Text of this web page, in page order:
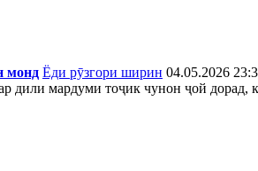
монд Ёди рӯзгори ширин 04.05.2026
дили мардуми тоҷик чунон ҷой